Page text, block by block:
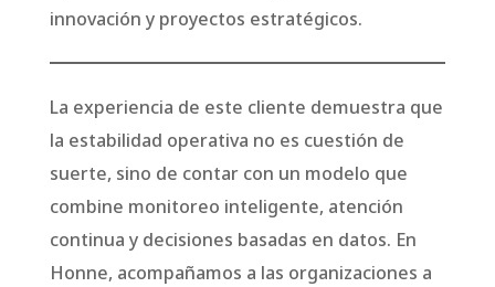
innovación y proyectos estratégicos.
La experiencia de este cliente demuestra que
la estabilidad operativa no es cuestión de
suerte, sino de contar con un modelo que
combine monitoreo inteligente, atención
continua y decisiones basadas en datos. En
Honne, acompañamos a las organizaciones a